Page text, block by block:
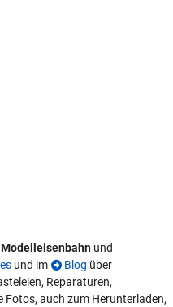
Modelleisenbahn und
und im Blog über
Reparaturen,
Fotos, auch zum Herunterladen,